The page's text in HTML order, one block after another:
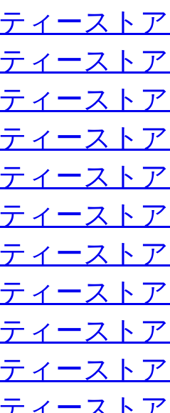
ィースト
ィースト
ィースト
ィースト
ィースト
ィースト
ィースト
ィースト
ィースト
ィースト